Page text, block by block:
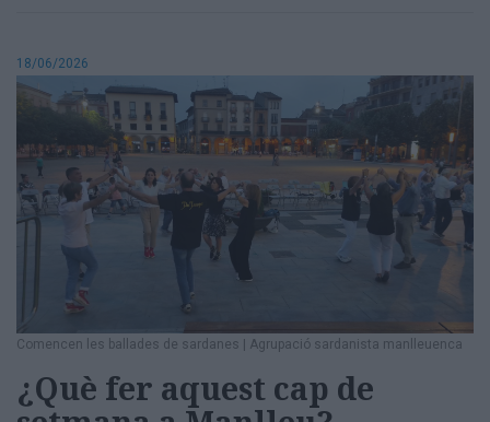
18/06/2026
Comencen les ballades de sardanes | Agrupació sardanista manlleuenca
¿Què fer aquest cap de